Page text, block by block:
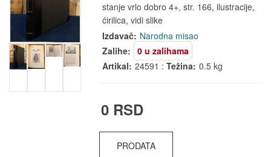
stanje vrlo dobro 4+, str. 166, ilustracije,
ćirilica, vidi slike
Izdavač: Narodna misao
Zalihe:
0 u zalihama
Artikal: 24591 :Težina: 0.5 kg
0 RSD
PRODATA